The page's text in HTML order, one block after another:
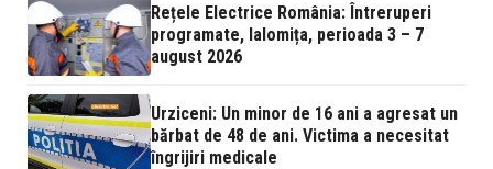
Rețele Electrice România: Întreruperi
programate, Ialomița, perioada 3 – 7
august 2026
Urziceni: Un minor de 16 ani a agresat un
bărbat de 48 de ani. Victima a necesitat
îngrijiri medicale